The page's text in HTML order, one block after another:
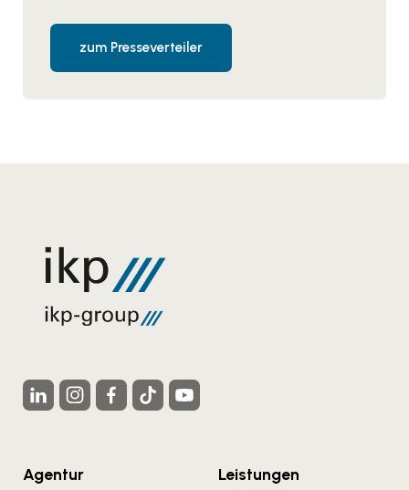
zum Presseverteiler
Agentur
Leistungen